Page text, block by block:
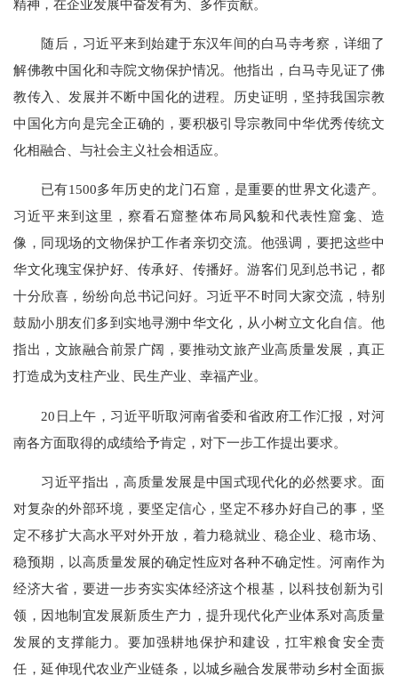
精神，在企业发展中奋发有为、多作贡献。
随后，习近平来到始建于东汉年间的白马寺考察，详细了
解佛教中国化和寺院文物保护情况。他指出，白马寺见证了佛
教传入、发展并不断中国化的进程。历史证明，坚持我国宗教
中国化方向是完全正确的，要积极引导宗教同中华优秀传统文
化相融合、与社会主义社会相适应。
已有1500多年历史的龙门石窟，是重要的世界文化遗产。
习近平来到这里，察看石窟整体布局风貌和代表性窟龛、造
像，同现场的文物保护工作者亲切交流。他强调，要把这些中
华文化瑰宝保护好、传承好、传播好。游客们见到总书记，都
十分欣喜，纷纷向总书记问好。习近平不时同大家交流，特别
鼓励小朋友们多到实地寻溯中华文化，从小树立文化自信。他
指出，文旅融合前景广阔，要推动文旅产业高质量发展，真正
打造成为支柱产业、民生产业、幸福产业。
20日上午，习近平听取河南省委和省政府工作汇报，对河
南各方面取得的成绩给予肯定，对下一步工作提出要求。
习近平指出，高质量发展是中国式现代化的必然要求。面
对复杂的外部环境，要坚定信心，坚定不移办好自己的事，坚
定不移扩大高水平对外开放，着力稳就业、稳企业、稳市场、
稳预期，以高质量发展的确定性应对各种不确定性。河南作为
经济大省，要进一步夯实实体经济这个根基，以科技创新为引
领，因地制宜发展新质生产力，提升现代化产业体系对高质量
发展的支撑能力。要加强耕地保护和建设，扛牢粮食安全责
任，延伸现代农业产业链条，以城乡融合发展带动乡村全面振